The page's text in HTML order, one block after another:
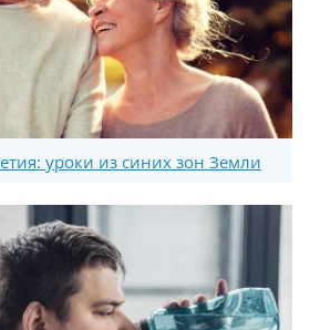
уроки из синих зон Земли